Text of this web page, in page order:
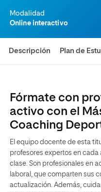
Modalidad
Online interactivo
Descripción Plan de
Fórmate con
activo con el
Coaching
El equipo docente de esta
profesores expertos en
clase. Son profesionales en
laboral, que comparten sus
actualización. Además,